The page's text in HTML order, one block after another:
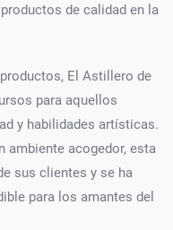
de calidad en la
El Astillero de
para aquellos
y habilidades artísticas.
ambiente acogedor, esta
sus clientes y se ha
para los amantes del